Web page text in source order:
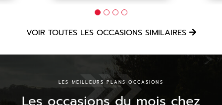
VOIR TOUTES LES OCCASIONS SIMILAIRES
LES MEILLEURS PLANS OCCASIONS